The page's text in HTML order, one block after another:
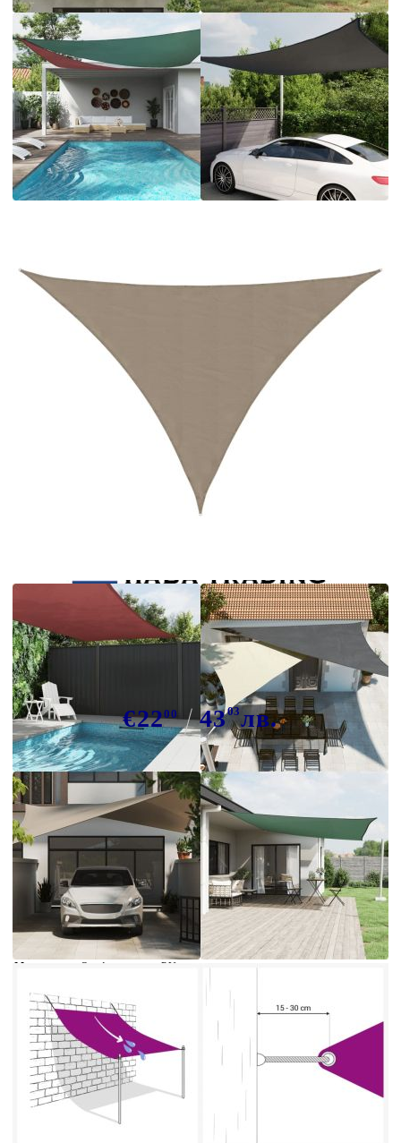
Платно-сенник, Оксфорд текстил,
триъгълно, 3,5x3,5x4,9 м, таупе
€2200 4303лв.
В наличност: 48 бр.
Време за доставка: 5 до 9 дни
Безплатна доставка до адрес при плащане по банков път
Материал:
Оксфорд плат с PU покритие
EAN code:
8720286121962
Форма:
Триъгълна
Купи на изплащане
Credit calculator
Платно-сенник, Оксфорд текстил, триъгълно,
3,5x3,5x4,9 м, таупе